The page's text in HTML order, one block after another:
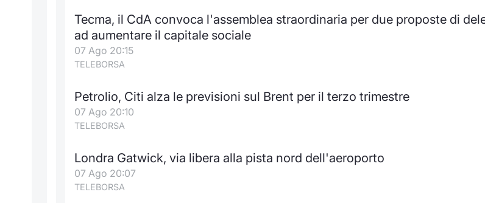
Tecma, il CdA convoca l'assemblea straordinaria per due proposte di
ad aumentare il capitale sociale
07 Ago 20:15
TELEBORSA
Petrolio, Citi alza le previsioni sul Brent per il terzo trimestre
07 Ago 20:10
TELEBORSA
Londra Gatwick, via libera alla pista nord dell'aeroporto
07 Ago 20:07
TELEBORSA